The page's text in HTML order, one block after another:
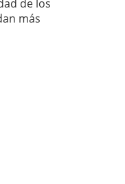
de los
más